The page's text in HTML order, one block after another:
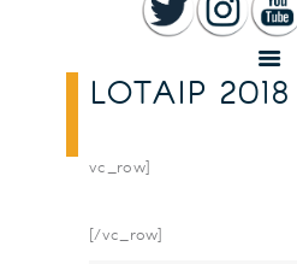
LOTAIP
SERVICIOS
vc_row]
[/vc_row]